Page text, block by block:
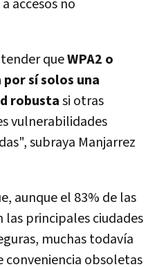
accesos no
queWPA2 o
sí solos una
robustasi otras
vulnerabilidades
subraya Manjarrez
aunque el 83% de las
las principales ciudades
muchas todavía
conveniencia obsoletas